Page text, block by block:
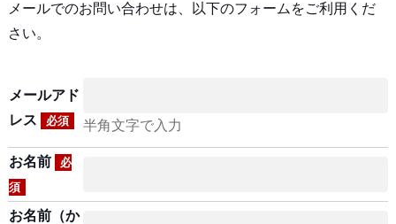
メールでのお問い合わせは、以下のフォームをご利用くだ
さい。
メールアド
レス
必須 半角文字で入力
お名前
必
須
お名前（か